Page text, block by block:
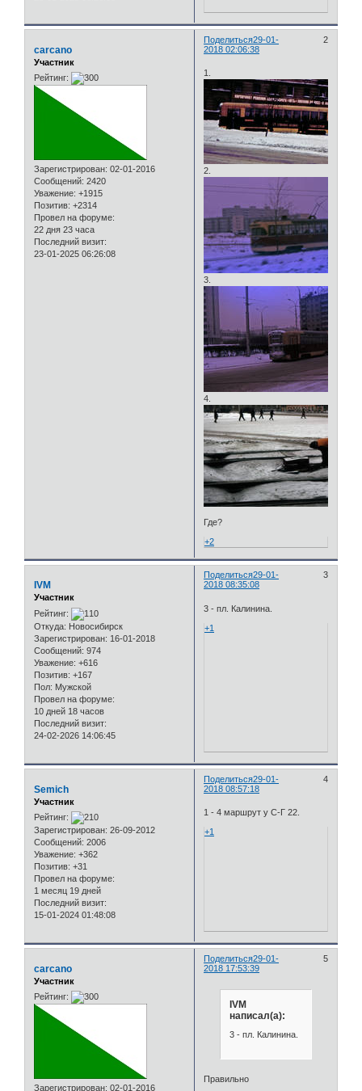
Поделиться 2
29-01-
2018 02:06:38
carcano
Участник
Рейтинг:
Зарегистрирован: 02-01-2016
Сообщений: 2420
Уважение: +1915
Позитив: +2314
Провел на форуме:
22 дня 23 часа
Последний визит:
23-01-2025 06:26:08
1.
2.
3.
4.
Где?
+2
Поделиться 3
29-01-
2018 08:35:08
IVM
Участник
Рейтинг:
Откуда: Новосибирск
Зарегистрирован: 16-01-2018
Сообщений: 974
Уважение: +616
Позитив: +167
Пол: Мужской
Провел на форуме:
10 дней 18 часов
Последний визит:
24-02-2026 14:06:45
3 - пл. Калинина.
+1
Поделиться 4
29-01-
2018 08:57:18
Semich
Участник
Рейтинг:
Зарегистрирован: 26-09-2012
Сообщений: 2006
Уважение: +362
Позитив: +31
Провел на форуме:
1 месяц 19 дней
Последний визит:
15-01-2024 01:48:08
1 - 4 маршрут у С-Г 22.
+1
Поделиться 5
29-01-
2018 17:53:39
carcano
Участник
Рейтинг:
Зарегистрирован: 02-01-2016
IVM
написал(а):
3 - пл. Калинина.
Правильно